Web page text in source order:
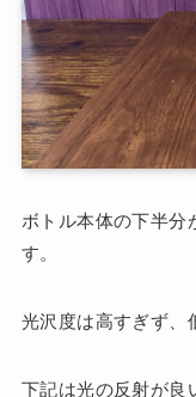
ボトル本体の下半分
す。
光沢度は高すぎず、
下記は光の反射が良